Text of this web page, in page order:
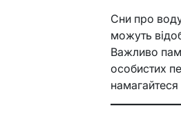
Сни про
можуть
Важливо
особистих